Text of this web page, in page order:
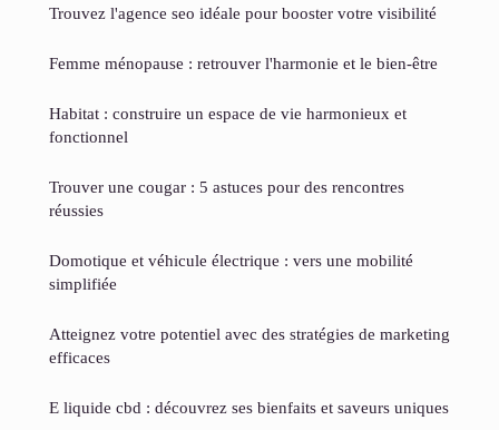
Trouvez l'agence seo idéale pour booster votre visibilité
Femme ménopause : retrouver l'harmonie et le bien-être
Habitat : construire un espace de vie harmonieux et
fonctionnel
Trouver une cougar : 5 astuces pour des rencontres
réussies
Domotique et véhicule électrique : vers une mobilité
simplifiée
Atteignez votre potentiel avec des stratégies de marketing
efficaces
E liquide cbd : découvrez ses bienfaits et saveurs uniques